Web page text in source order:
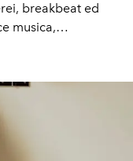
breakbeat ed
musica,
confini.